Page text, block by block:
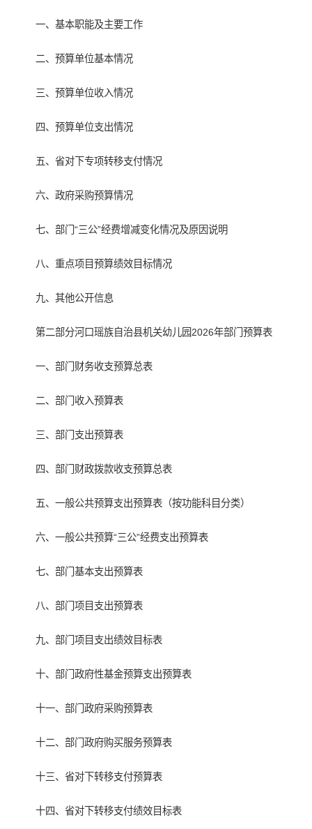
一、基本职能及主要工作
二、预算单位基本情况
三、预算单位收入情况
四、预算单位支出情况
五、省对下专项转移支付情况
六、政府采购预算情况
七、部门“三公”经费增减变化情况及原因说明
八、重点项目预算绩效目标情况
九、其他公开信息
第二部分河口瑶族自治县机关幼儿园2026年部门预算表
一、部门财务收支预算总表
二、部门收入预算表
三、部门支出预算表
四、部门财政拨款收支预算总表
五、一般公共预算支出预算表（按功能科目分类）
六、一般公共预算“三公”经费支出预算表
七、部门基本支出预算表
八、部门项目支出预算表
九、部门项目支出绩效目标表
十、部门政府性基金预算支出预算表
十一、部门政府采购预算表
十二、部门政府购买服务预算表
十三、省对下转移支付预算表
十四、省对下转移支付绩效目标表